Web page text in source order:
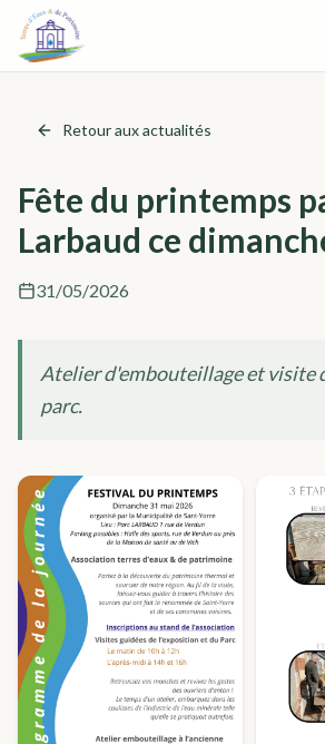
Aller au contenu principal
Retour aux actualités
Fête du printemps
Larbaud ce
31/05/2026
Atelier d'embouteillage et visite
parc.